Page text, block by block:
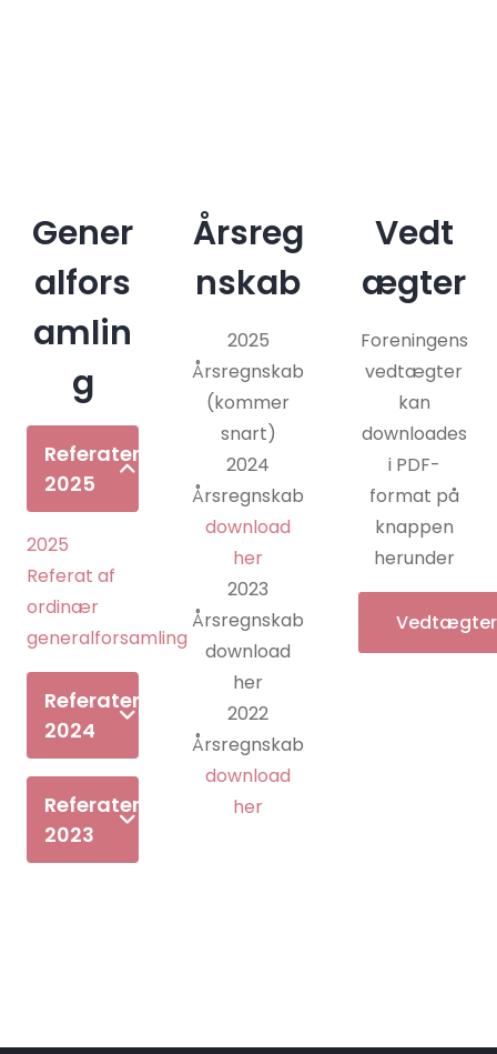
Gener
alfors
amlin
g
Referater
2025
2025
Referat af
ordinær
generalforsamling
Referater
2024
Referater
2023
Årsreg
nskab
2025
Årsregnskab
(kommer
snart)
2024
Årsregnskab
download
her
2023
Årsregnskab
download
her
2022
Årsregnskab
download
her
Vedt
ægter
Foreningens
vedtægter
kan
downloades
i PDF-
format på
knappen
herunder
Vedtægter